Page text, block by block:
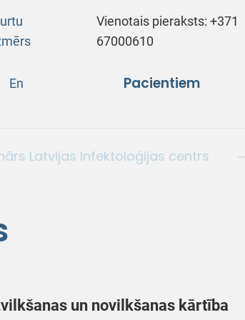
Vienotais pieraksts:+371
67000610
En Pacientiem
Latvijas Infektoloģijas centrs
un novilkšanas kārtība